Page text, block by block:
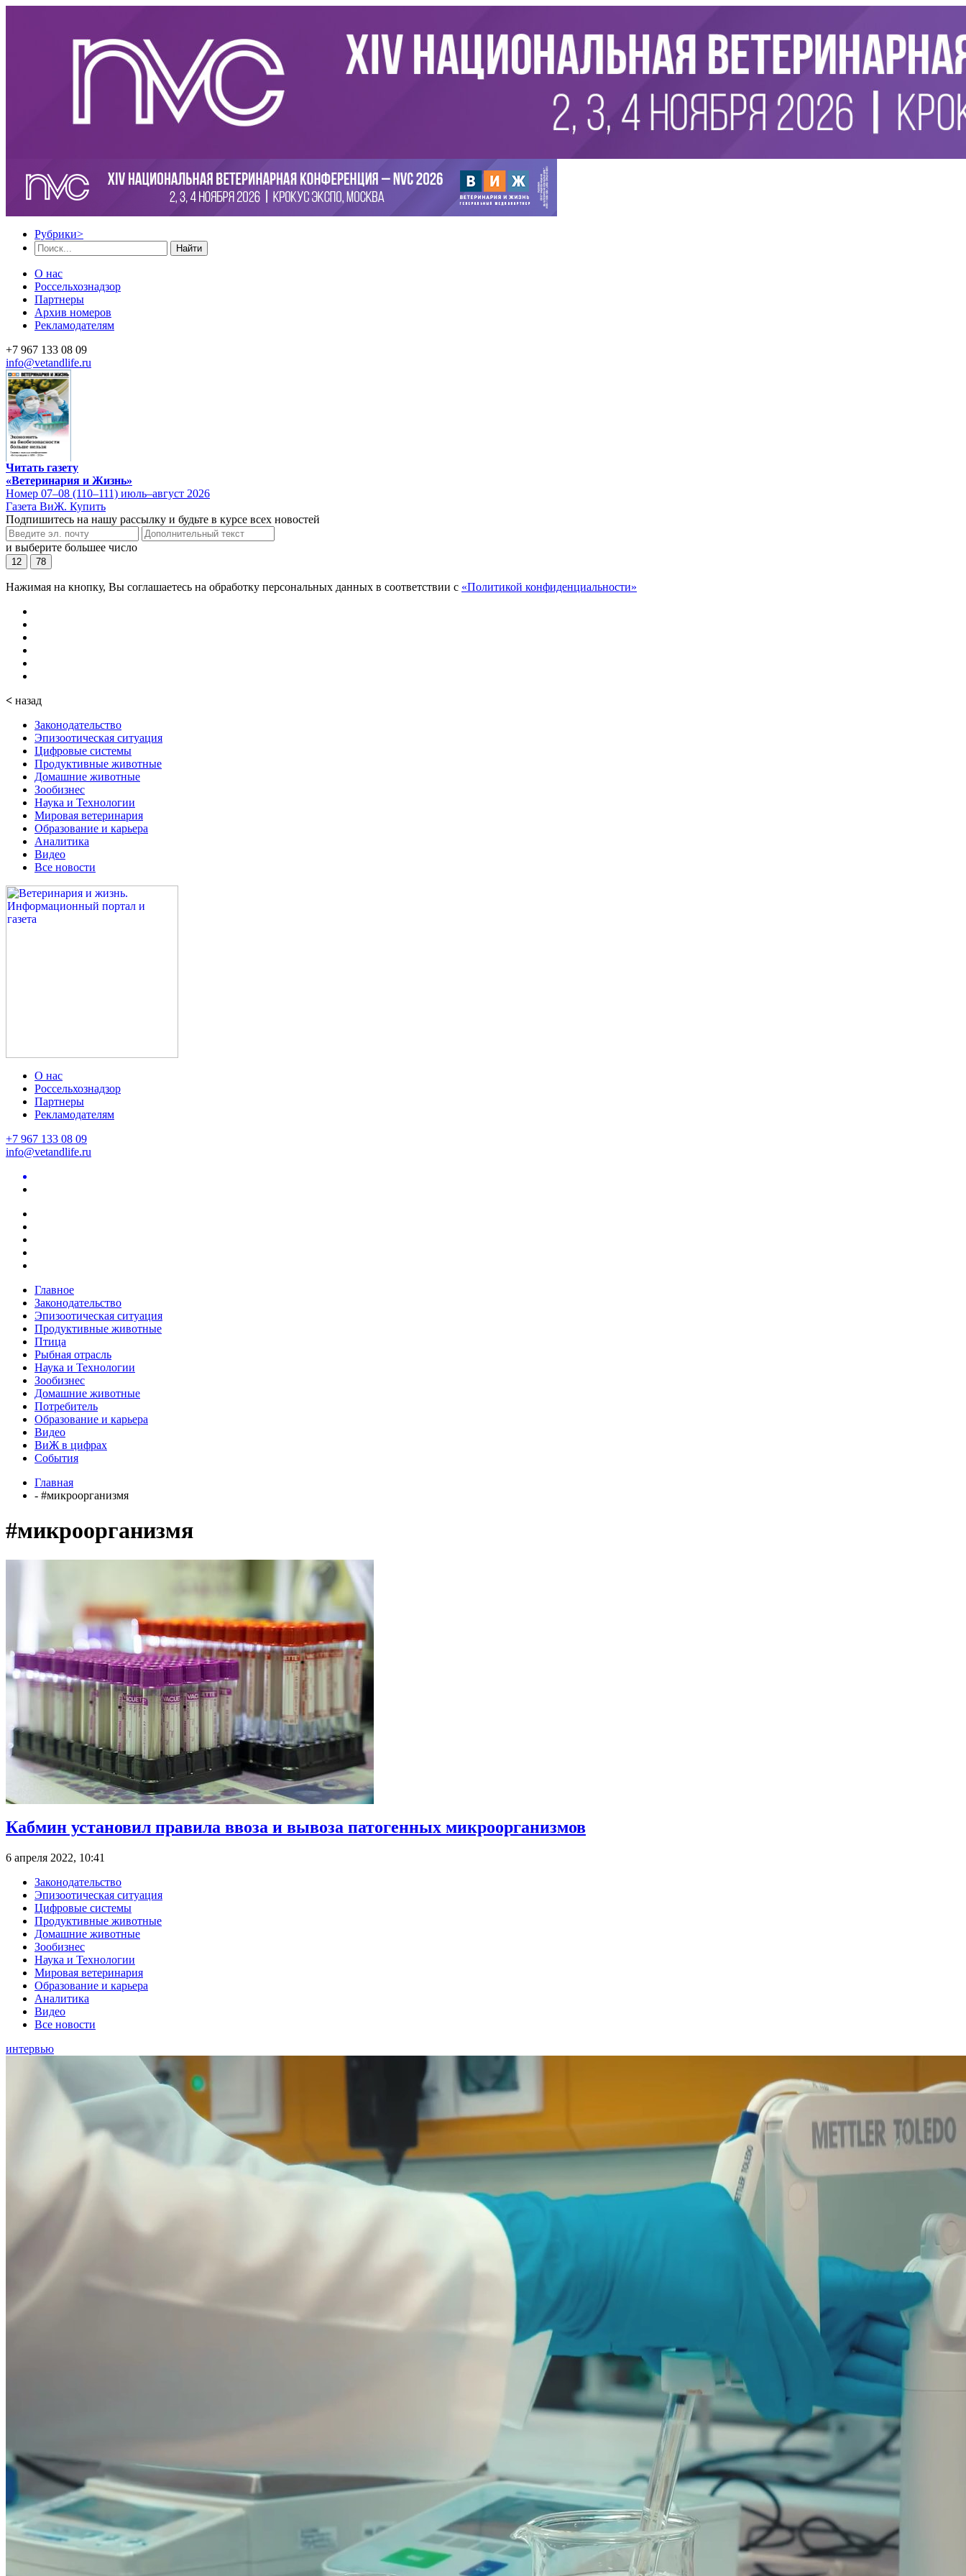
Рубрики>
Найти
О нас
Россельхознадзор
Партнеры
Архив номеров
Рекламодателям
+7 967 133 08 09
info@vetandlife.ru
Читать газету
«Ветеринария и Жизнь»
Номер 07–08 (110–111) июль–август 2026
Газета ВиЖ. Купить
Подпишитесь на нашу рассылку и будьте в курсе всех новостей
и выберите большее число
12 78
Нажимая на кнопку, Вы соглашаетесь на обработку персональных данных в соответствии с «Политикой конфиденциальности»
< назад
Законодательство
Эпизоотическая ситуация
Цифровые системы
Продуктивные животные
Домашние животные
Зообизнес
Наука и Технологии
Мировая ветеринария
Образование и карьера
Аналитика
Видео
Все новости
О нас
Россельхознадзор
Партнеры
Рекламодателям
+7 967 133 08 09
info@vetandlife.ru
Главное
Законодательство
Эпизоотическая ситуация
Продуктивные животные
Птица
Рыбная отрасль
Наука и Технологии
Зообизнес
Домашние животные
Потребитель
Образование и карьера
Видео
ВиЖ в цифрах
События
Главная
- #микроорганизмя
#микроорганизмя
Кабмин установил правила ввоза и вывоза патогенных микроорганизмов
6 апреля 2022, 10:41
Законодательство
Эпизоотическая ситуация
Цифровые системы
Продуктивные животные
Домашние животные
Зообизнес
Наука и Технологии
Мировая ветеринария
Образование и карьера
Аналитика
Видео
Все новости
интервью